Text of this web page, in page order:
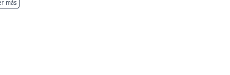
más